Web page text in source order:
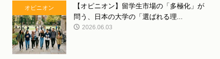
オピニオン
【オピニオン】留学生市場の「多極化」が
問う、日本の大学の「選ばれる理...
2026.06.03